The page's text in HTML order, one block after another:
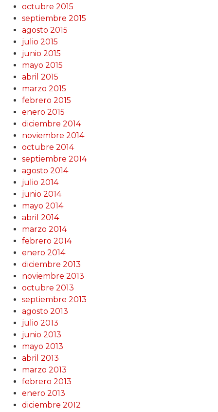
octubre 2015
septiembre 2015
agosto 2015
julio 2015
junio 2015
mayo 2015
abril 2015
marzo 2015
febrero 2015
enero 2015
diciembre 2014
noviembre 2014
octubre 2014
septiembre 2014
agosto 2014
julio 2014
junio 2014
mayo 2014
abril 2014
marzo 2014
febrero 2014
enero 2014
diciembre 2013
noviembre 2013
octubre 2013
septiembre 2013
agosto 2013
julio 2013
junio 2013
mayo 2013
abril 2013
marzo 2013
febrero 2013
enero 2013
diciembre 2012